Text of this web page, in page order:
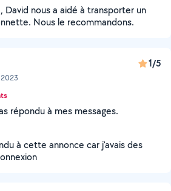
David nous a aidé à transporter un
Nous le recommandons.
1/5
répondu à mes messages.
à cette annonce car j'avais des